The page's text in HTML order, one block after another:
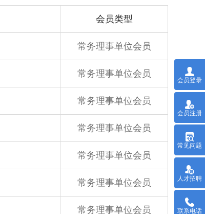
会员类型
常务理事单位会员
常务理事单位会员
常务理事单位会员
常务理事单位会员
常务理事单位会员
常务理事单位会员
常务理事单位会员
会员登录
会员注册
常见问题
人才招聘
联系电话